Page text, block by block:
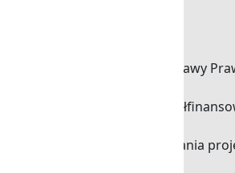
w rozumieniu ustawy
rozliczania projektów
do prawidłowego rozliczania